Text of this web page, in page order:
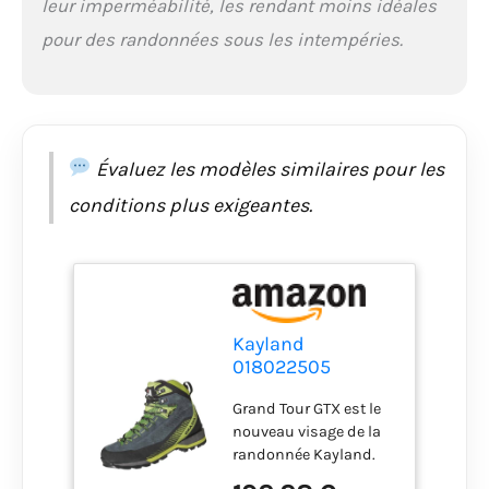
leur imperméabilité, les rendant moins idéales
pour des randonnées sous les intempéries.
Évaluez les modèles similaires pour les
conditions plus exigeantes.
Kayland
018022505
Hiking shoe
Homme GREY
LIME EU 39
Grand Tour GTX est le
nouveau visage de la
randonnée Kayland.